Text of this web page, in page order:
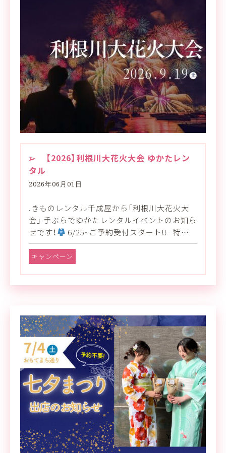
【2026】利根川大花火大会 ゆかたレン
タル
2026年06月01日
.きものレンタル千成屋から「利根川大花火大
会」 手ぶらでゆかたレンタルイベントのお知ら
せです！
6/25~ご予約受付スタート!! 特…
キャンペーン